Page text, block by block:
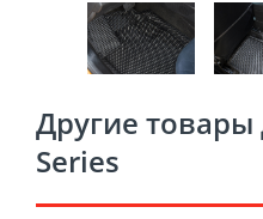
Другие товары
Series